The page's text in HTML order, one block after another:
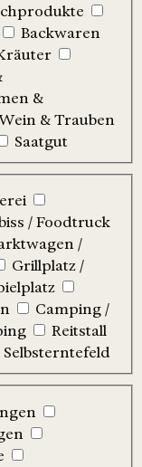
Backwaren
&
& Trauben
Saatgut
/ Foodtruck
/
Grillplatz /
Camping /
Reitstall
Selbsterntefeld